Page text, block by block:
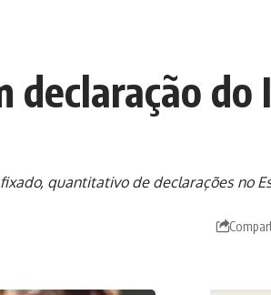
do
quantitativo de declarações no